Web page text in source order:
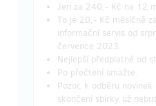
Jen za 240,- Kč na 12
To je 20,- Kč měsíčně
informační servis od
července 2023.
Nejlepší předplatné od
Po přečtení smažte.
Pozor, k odběru novinek
skončení sbírky už